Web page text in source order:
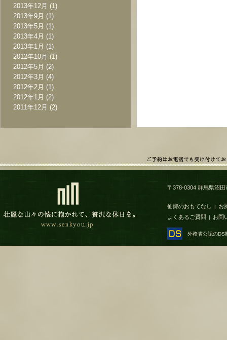
2013年12月 (1)
2013年9月 (1)
2013年5月 (1)
2013年4月 (1)
2013年1月 (1)
2012年10月 (1)
2012年5月 (2)
2012年3月 (4)
2012年2月 (1)
2012年1月 (2)
2011年12月 (2)
〒378-0304 群馬県沼
仙郷のおもてなし |
お
よくあるご質問 | お問
外務省公認のDS